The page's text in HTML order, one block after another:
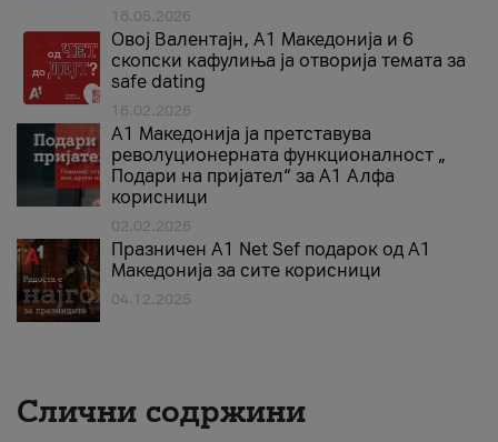
18.05.2026
Овој Валентајн, A1 Македонија и 6
скопски кафулиња ја отворија темата за
safe dating
16.02.2026
А1 Македонија ја претставува
револуционерната функционалност „
Подари на пријател“ за А1 Алфа
корисници
02.02.2026
Празничен A1 Net Sеf подарок од А1
Македонија за сите корисници
04.12.2025
Слични содржини